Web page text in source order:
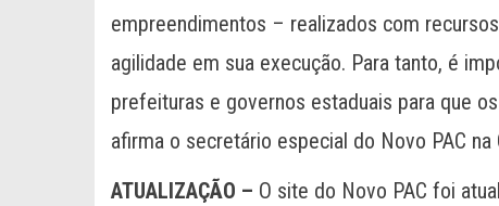
empreendimentos – realizados com
agilidade em sua execução. Para tanto, é
prefeituras e governos estaduais para que
afirma o secretário especial do Novo PAC na
ATUALIZAÇÃO – O site do Novo PAC foi